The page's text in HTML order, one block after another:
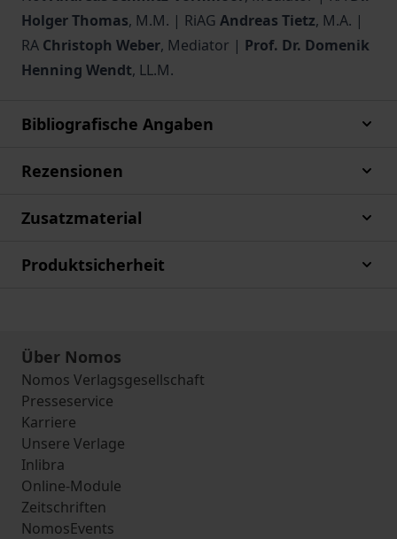
Holger Thomas, M.M. | RiAG Andreas Tietz, M.A. |
RA Christoph Weber, Mediator | Prof. Dr. Domenik
Henning Wendt, LL.M.
Bibliografische Angaben
Rezensionen
Zusatzmaterial
Produktsicherheit
Über Nomos
Nomos Verlagsgesellschaft
Presseservice
Karriere
Unsere Verlage
Inlibra
Online-Module
Zeitschriften
NomosEvents